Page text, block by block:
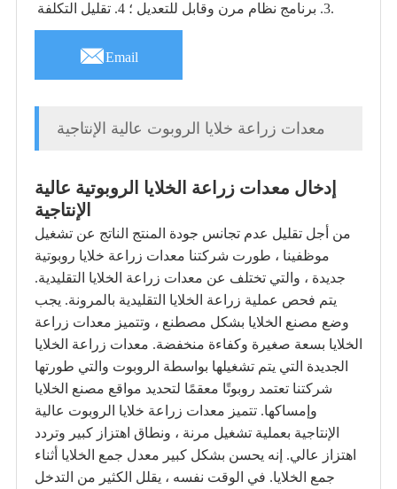
3. برنامج نظام مرن وقابل للتعديل ؛ 4. تقليل التكلفة.
Email
معدات زراعة خلايا الروبوت عالية الإنتاجية
إدخال معدات زراعة الخلايا الروبوتية عالية
الإنتاجية
من أجل تقليل عدم تجانس جودة المنتج الناتج عن تشغيل
موظفينا ، طورت شركتنا معدات زراعة خلايا روبوتية
جديدة ، والتي تختلف عن معدات زراعة الخلايا التقليدية.
يتم فحص عملية زراعة الخلايا التقليدية بالمرونة. يجب
وضع مصنع الخلايا بشكل مصطنع ، وتتميز معدات زراعة
الخلايا بسعة صغيرة وكفاءة منخفضة. معدات زراعة الخلايا
الجديدة التي يتم تشغيلها بواسطة الروبوت والتي طورتها
شركتنا تعتمد روبوتًا معقمًا لتحديد مواقع مصنع الخلايا
وإمساكها. تتميز معدات زراعة خلايا الروبوت عالية
الإنتاجية بعملية تشغيل مرنة ، ونطاق اهتزاز كبير وتردد
اهتزاز عالي. إنه يحسن بشكل كبير معدل جمع الخلايا أثناء
جمع الخلايا. في الوقت نفسه ، يقلل الكثير من التدخل